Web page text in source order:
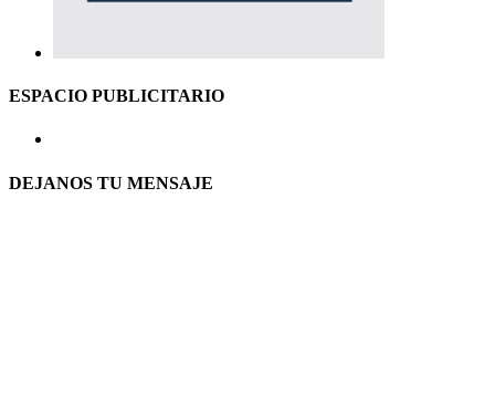
ESPACIO PUBLICITARIO
DEJANOS TU MENSAJE